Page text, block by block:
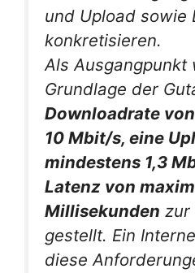
und Upload sowie
konkretisieren.
Als Ausgangpunkt
Grundlage der
Downloadrate
10 Mbit/s, eine
mindestens 1,3
Latenz von
Millisekunden zur
gestellt. Ein
diese